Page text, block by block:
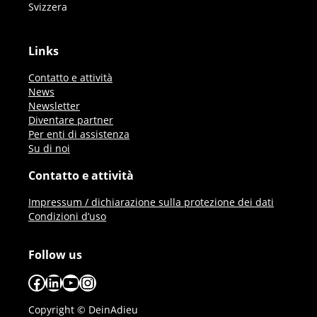
Svizzera
Links
Contatto e attività
News
Newsletter
Diventare partner
Per enti di assistenza
Su di noi
Contatto e attività
Impressum / dichiarazione sulla protezione dei dati
Condizioni d’uso
Follow us
Facebook
LinkedIn
YouTube
Instagram
Copyright © DeinAdieu